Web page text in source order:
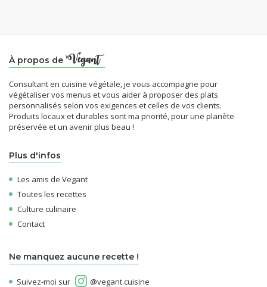
À propos de
Consultant en cuisine végétale, je vous accompagne pour
végétaliser vos menus et vous aider à proposer des plats
personnalisés selon vos exigences et celles de vos clients.
Produits locaux et durables sont ma priorité, pour une planète
préservée et un avenir plus beau !
Plus d'infos
Les amis de Vegant
Toutes les recettes
Culture culinaire
Contact
Ne manquez aucune recette !
Suivez-moi sur @vegant.cuisine